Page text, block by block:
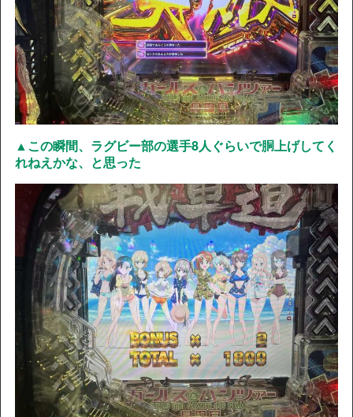
▲この瞬間、ラグビー部の選手8人ぐらいで胴上げしてく
れねえかな、と思った